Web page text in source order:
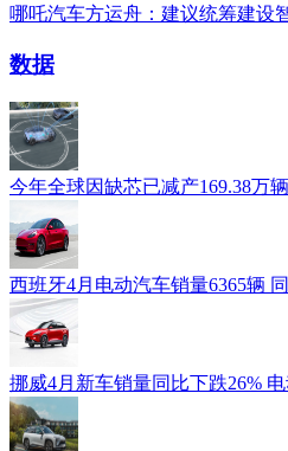
哪吒汽车方运舟：建议统筹建设
数据
今年全球因缺芯已减产169.38万
西班牙4月电动汽车销量6365辆
挪威4月新车销量同比下跌26%